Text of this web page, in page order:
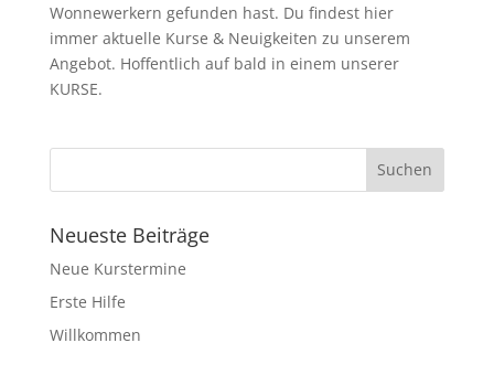
Wonnewerkern gefunden hast. Du findest hier
immer aktuelle Kurse & Neuigkeiten zu unserem
Angebot. Hoffentlich auf bald in einem unserer
KURSE.
Neueste Beiträge
Neue Kurstermine
Erste Hilfe
Willkommen